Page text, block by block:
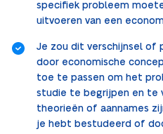
specifiek probleem
uitvoeren van een
Je zou dit verschijnsel of
door economische
toe te passen om het
studie te begrijpen en te
theorieën of aannames
je hebt bestudeerd of